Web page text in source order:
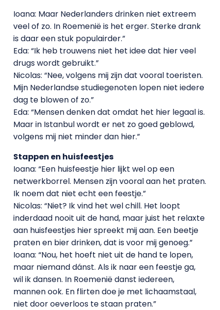
Ioana: Maar Nederlanders drinken niet extreem
veel of zo. In Roemenië is het erger. Sterke drank
is daar een stuk populairder.”
Eda: “Ik heb trouwens niet het idee dat hier veel
drugs wordt gebruikt.”
Nicolas: “Nee, volgens mij zijn dat vooral toeristen.
Mijn Nederlandse studiegenoten lopen niet iedere
dag te blowen of zo.”
Eda: “Mensen denken dat omdat het hier legaal is.
Maar in Istanbul wordt er net zo goed geblowd,
volgens mij niet minder dan hier.”
Stappen en huisfeestjes
Ioana: “Een huisfeestje hier lijkt wel op een
netwerkborrel. Mensen zijn vooral aan het praten.
Ik noem dat niet echt een feestje.”
Nicolas: “Niet? Ik vind het wel chill. Het loopt
inderdaad nooit uit de hand, maar juist het relaxte
aan huisfeestjes hier spreekt mij aan. Een beetje
praten en bier drinken, dat is voor mij genoeg.”
Ioana: “Nou, het hoeft niet uit de hand te lopen,
maar niemand dánst. Als ik naar een feestje ga,
wil ik dansen. In Roemenië danst iedereen,
mannen ook. En flirten doe je met lichaamstaal,
niet door oeverloos te staan praten.”